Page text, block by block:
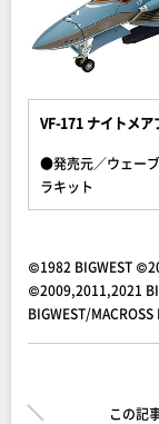
VF-171 ナイトメア
●発売元／ウェー
ラキット
©1982 BIGWEST
©2009,2011,2021
BIGWEST/
この記